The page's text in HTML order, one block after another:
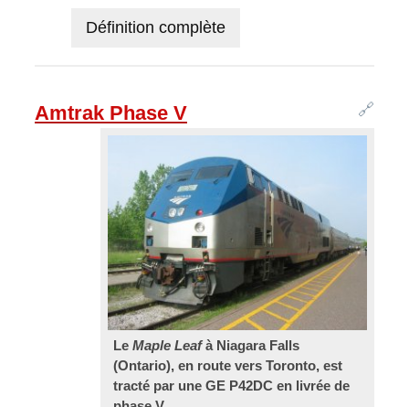
Définition complète
🔗
Amtrak Phase V
Le Maple Leafà Niagara Falls
(Ontario), en route vers Toronto, est
tracté par une GE P42DC en livrée de